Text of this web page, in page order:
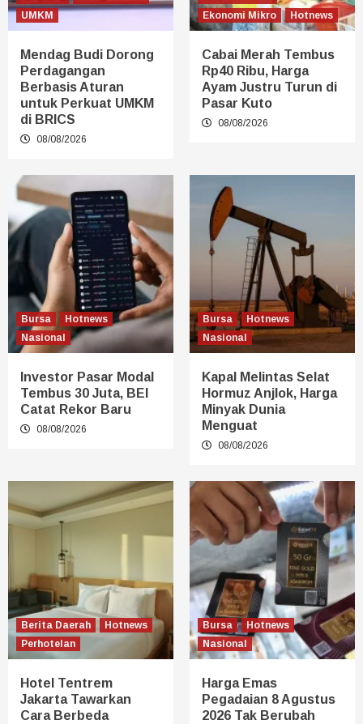
UMKM
Mendag Budi Dorong
Perdagangan
Berbasis Aturan
untuk Perkuat UMKM
di BRICS
08/08/2026
Ekonomi Mikro
Hotnews
Cabai Merah Tembus
Rp40 Ribu, Harga
Ayam Justru Turun di
Pasar Kuto
08/08/2026
Bursa
Hotnews
Nasional
Investor Pasar Modal
Tembus 30 Juta, BEI
Catat Rekor Baru
08/08/2026
Bursa
Hotnews
Nasional
Kapal Melintas Selat
Hormuz Anjlok, Harga
Minyak Dunia
Menguat
08/08/2026
Berita Daerah
Hotnews
Perhotelan
Hotel Tentrem
Jakarta Tawarkan
Cara Berbeda
Bursa
Hotnews
Nasional
Harga Emas
Pegadaian 8 Agustus
2026 Tak Berubah